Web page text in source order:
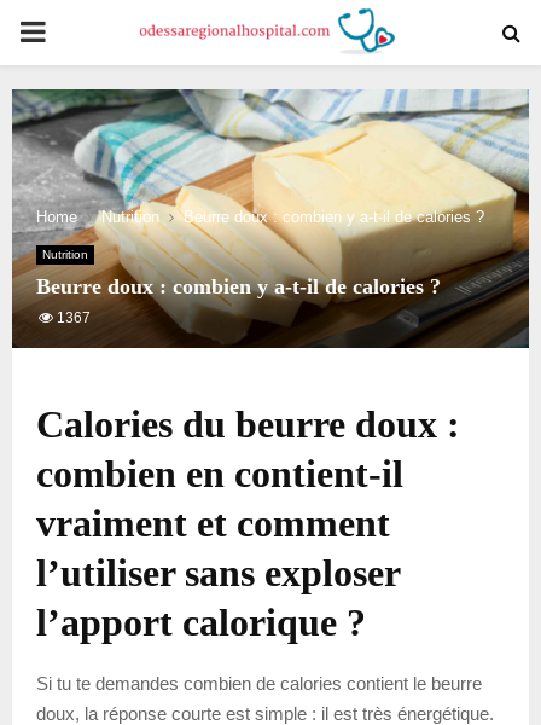
PRIMARY
MENU
Home Nutrition Beurre doux : combien y a-t-il de calories ?
Nutrition
Beurre doux : combien y a-t-il de calories ?
1367
Calories du beurre doux :
combien en contient-il
vraiment et comment
l’utiliser sans exploser
l’apport calorique ?
Si tu te demandes combien de calories contient le beurre
doux, la réponse courte est simple : il est très énergétique.